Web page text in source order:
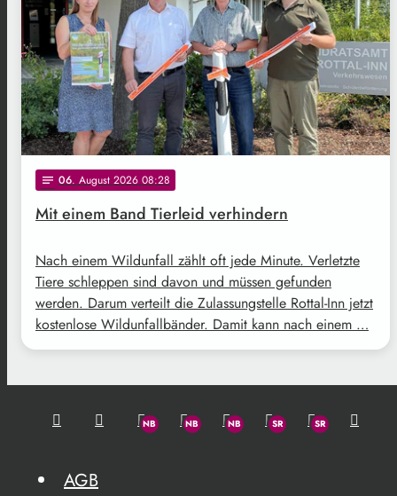
notes 06. August 2026 08:28
Mit einem Band Tierleid verhindern
Nach einem Wildunfall zählt oft jede Minute. Verletzte
Tiere schleppen sind davon und müssen gefunden
werden. Darum verteilt die Zulassungstelle Rottal-Inn jetzt
kostenlose Wildunfallbänder. Damit kann nach einem …
AGB